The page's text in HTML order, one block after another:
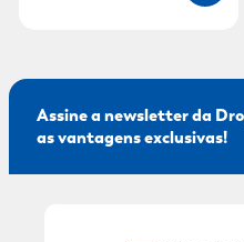
Assine a newsletter da
as vantagens exclusivas!